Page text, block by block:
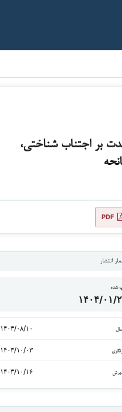
بر اجتناب شناختی،
PDF
انتشار
شده
۰۱/۲۵
۱۴۰۳/۰۸/۱۰
۱۴۰۳/۱۰/۰۳
۱۴۰۳/۱۰/۱۶